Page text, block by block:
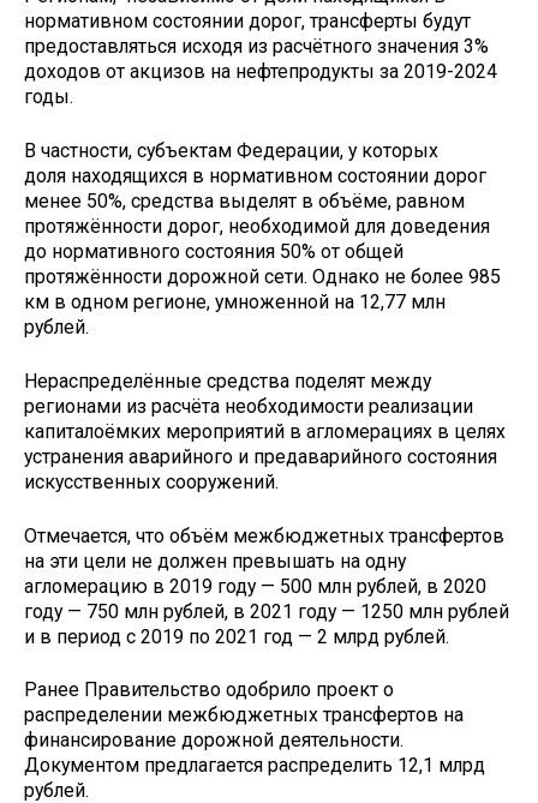
нормативном состоянии дорог, трансферты будут
предоставляться исходя из расчётного значения 3%
доходов от акцизов на нефтепродукты за 2019-2024
годы.
В частности, субъектам Федерации, у которых
доля находящихся в нормативном состоянии дорог
менее 50%, средства выделят в объёме, равном
протяжённости дорог, необходимой для доведения
до нормативного состояния 50% от общей
протяжённости дорожной сети. Однако не более 985
км в одном регионе, умноженной на 12,77 млн
рублей.
Нераспределённые средства поделят между
регионами из расчёта необходимости реализации
капиталоёмких мероприятий в агломерациях в целях
устранения аварийного и предаварийного состояния
искусственных сооружений.
Отмечается, что объём межбюджетных трансфертов
на эти цели не должен превышать на одну
агломерацию в 2019 году — 500 млн рублей, в 2020
году — 750 млн рублей, в 2021 году — 1250 млн рублей
и в период с 2019 по 2021 год — 2 млрд рублей.
Ранее Правительство одобрило проект о
распределении межбюджетных трансфертов на
финансирование дорожной деятельности.
Документом предлагается распределить 12,1 млрд
рублей.